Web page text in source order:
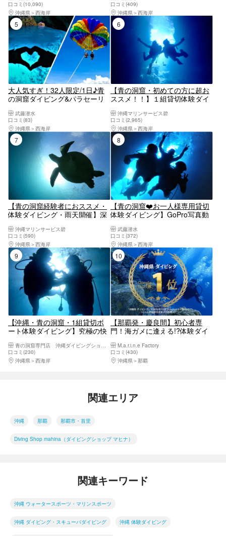
グループガイド貸切♪レビュー
高評価多数店♪沖縄本島恩納村
貸切ビーチ体験ダイビング
口コミ(10,090)
沖縄県
西海岸
約・初心者大歓迎☆1グループ
ガイド貸切♪レビュー高評価多
数店♪
口コミ(409)
沖縄県
西海岸
5位
大人気すぎ！32人限定/1日♪青
の洞窟ダイビング&パラセーリ
♪GoPro無料写真動画すぐスマ
ホ♪無料タオル餌あげ♪当日予約
初心者大歓迎☆1グループガイ
ド貸切♪レビュー高評価多数
武藤潜水
口コミ(83)
沖縄県
西海岸
【青の洞窟・初めての方に超お
ススメ！！】１組貸切体験ダイ
フ在籍／無料！GOPRO写真撮
影！／手ぶらでOK／当日予約・
初心者、泳げない方大歓迎！☆
シャワー、ドライヤー完備
沖縄マリンサービス碧
口コミ(2,965)
沖縄県
西海岸
7位
【青の洞窟経験者におススメ・
体験ダイビング・雨天開催】深
心の完全貸し切りツアー☆手ぶ
らでOK☆当日予約・初心者、泳
げない方大歓迎！☆シャワード
ライヤー完備！
沖縄マリンサービス碧
口コミ(590)
沖縄県
西海岸
8位
【青の洞窟❤️お一人様専用貸切
体験ダイビング】GoPro写真動
サンダルレンタル☆当日予約・
初心者大歓迎☆1グループガイ
ド貸切♪レビュー高評価多数店♪
武藤潜水
口コミ(372)
沖縄県
西海岸
9位
【沖縄・青の洞窟・1組貸切ボ
ート体験ダイビング】究極の快
使用●青の洞窟高確率◯Insta360
＆GoPro13導入☆写真動画無
料！魚餌付無料・充実アメニテ
口コミ(230)
沖縄県
西海岸
10位
【那覇発・慶良間】初心者専
門！海ガメに逢える!?体験ダイ
2025年4月Google口コミ数「沖
縄ダイビング」第１位
M.a.r.i.n.e Factory
口コミ(430)
沖縄県
那覇
関連エリア
沖縄 那覇 那覇市・首里
Diving Shop mahina（ダイビングショップ マヒナ）
関連キーワード
沖縄 ウォータースポーツ・マリンスポーツ
沖縄 ダイビング・スキューバダイビング 沖縄 体験ダイビング